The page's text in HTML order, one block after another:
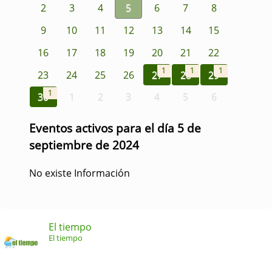
2
3 4 5 6 7
8
9
10 11 12 13 14
15
16
17 18 19 20 21
22
23
24 25 26 271 281 291
301 1 2 3 4 5 6
Eventos activos para el día 5 de
septiembre de 2024
No existe Información
El tiempo
El tiempo